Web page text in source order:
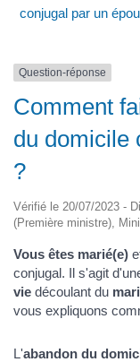
conjugal par un
Question-réponse
Comment
du domicile
?
Vérifié le 20/07/2023 -
(Première ministre),
Vous êtes marié(e)
conjugal. Il s'agit
vie découlant du
vous expliquons
L'abandon du